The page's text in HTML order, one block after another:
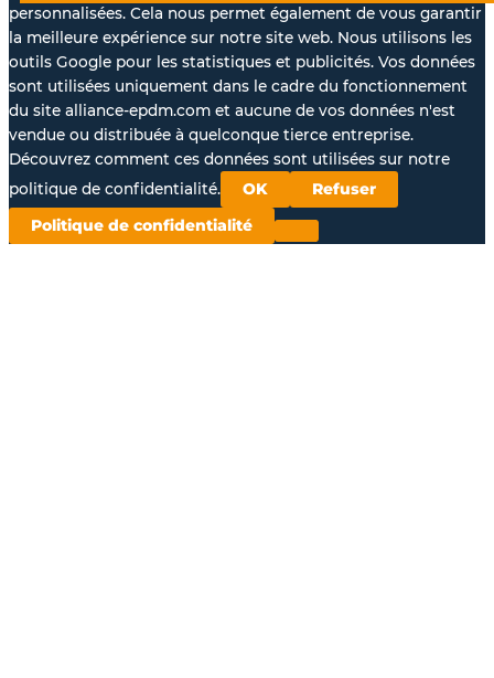
personnalisées. Cela nous permet également de vous garantir
la meilleure expérience sur notre site web. Nous utilisons les
outils Google pour les statistiques et publicités. Vos données
sont utilisées uniquement dans le cadre du fonctionnement
du site alliance-epdm.com et aucune de vos données n'est
vendue ou distribuée à quelconque tierce entreprise.
Découvrez comment ces données sont utilisées sur notre
politique de confidentialité.
OK Refuser
Politique de confidentialité